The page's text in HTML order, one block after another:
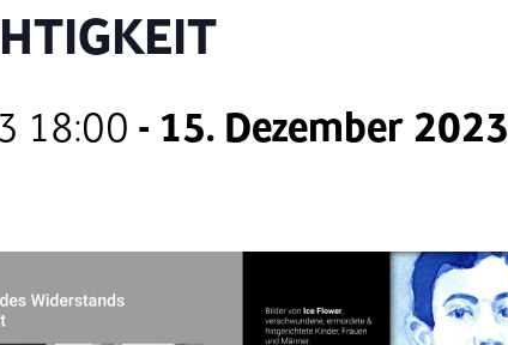
18:00 - 15. Dezember 2023